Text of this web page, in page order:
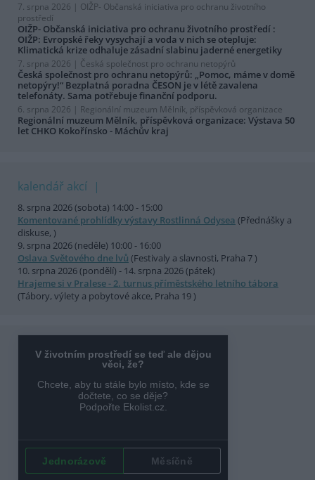
7. srpna 2026 | OIŽP- Občanská iniciativa pro ochranu životního
prostředí
OIŽP- Občanská iniciativa pro ochranu životního prostředí :
OIŽP: Evropské řeky vysychají a voda v nich se otepluje:
Klimatická krize odhaluje zásadní slabinu jaderné energetiky
7. srpna 2026 | Česká společnost pro ochranu netopýrů
Česká společnost pro ochranu netopýrů: „Pomoc, máme v domě
netopýry!“ Bezplatná poradna ČESON je v létě zavalena
telefonáty. Sama potřebuje finanční podporu.
6. srpna 2026 | Regionální muzeum Mělník, příspěvková organizace
Regionální muzeum Mělník, příspěvková organizace: Výstava 50
let CHKO Kokořínsko - Máchův kraj
kalendář akcí
8. srpna 2026 (sobota) 14:00 - 15:00
Komentované prohlídky výstavy Rostlinná Odysea (Přednášky a
diskuse, )
9. srpna 2026 (neděle) 10:00 - 16:00
Oslava Světového dne lvů (Festivaly a slavnosti, Praha 7 )
10. srpna 2026 (pondělí) - 14. srpna 2026 (pátek)
Hrajeme si v Pralese - 2. turnus příměstského letního tábora
(Tábory, výlety a pobytové akce, Praha 19 )